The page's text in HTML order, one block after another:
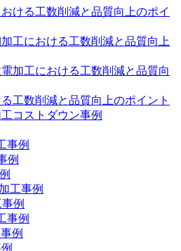
ける工数削減と品質向上のポイ
工における工数削減と品質向上
加工における工数削減と品質向
工数削減と品質向上のポイント
コストダウン事例
事例
例
工事例
例
事例
例